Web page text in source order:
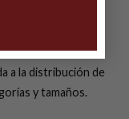
a la distribución de
y tamaños.